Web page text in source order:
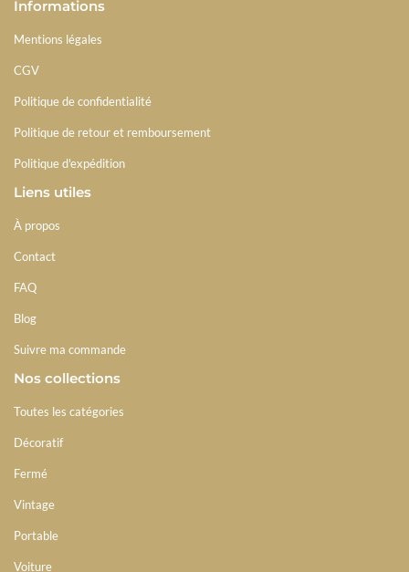
Informations
Mentions légales
CGV
Politique de confidentialité
Politique de retour et remboursement
Politique d'expédition
Liens utiles
À propos
Contact
FAQ
Blog
Suivre ma commande
Nos collections
Toutes les catégories
Décoratif
Fermé
Vintage
Portable
Voiture